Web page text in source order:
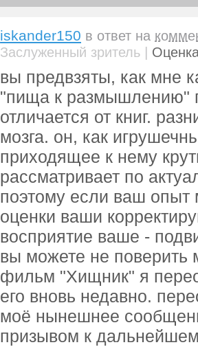
iskander150 в ответ на
Заслуженный зритель |
вы предвзяты, как мне
"пища к размышлению"
отличается от книг.
мозга. он, как
приходящее к нему
рассматривает по
поэтому если ваш опыт
оценки ваши
восприятие ваше -
вы можете не поверить
фильм "Хищник" я
его вновь недавно.
моё нынешнее
призывом к